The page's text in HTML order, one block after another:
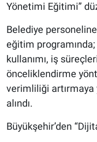
Yönetimi Eğitimi”
Belediye
eğitim
kullanımı, iş
önceliklendirme
verimliliği
alındı.
Büyükşehir’den